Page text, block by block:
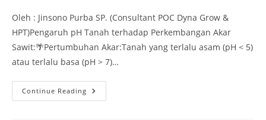
Oleh : Jinsono Purba SP. (Consultant POC Dyna Grow &
HPT)Pengaruh pH Tanah terhadap Perkembangan Akar
Sawit:🌴Pertumbuhan Akar:Tanah yang terlalu asam (pH < 5)
atau terlalu basa (pH > 7)…
Continue Reading